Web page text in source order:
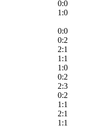
0:0
1:0
0:0
0:2
2:1
1:1
1:0
0:2
2:3
0:2
1:1
2:1
1:1